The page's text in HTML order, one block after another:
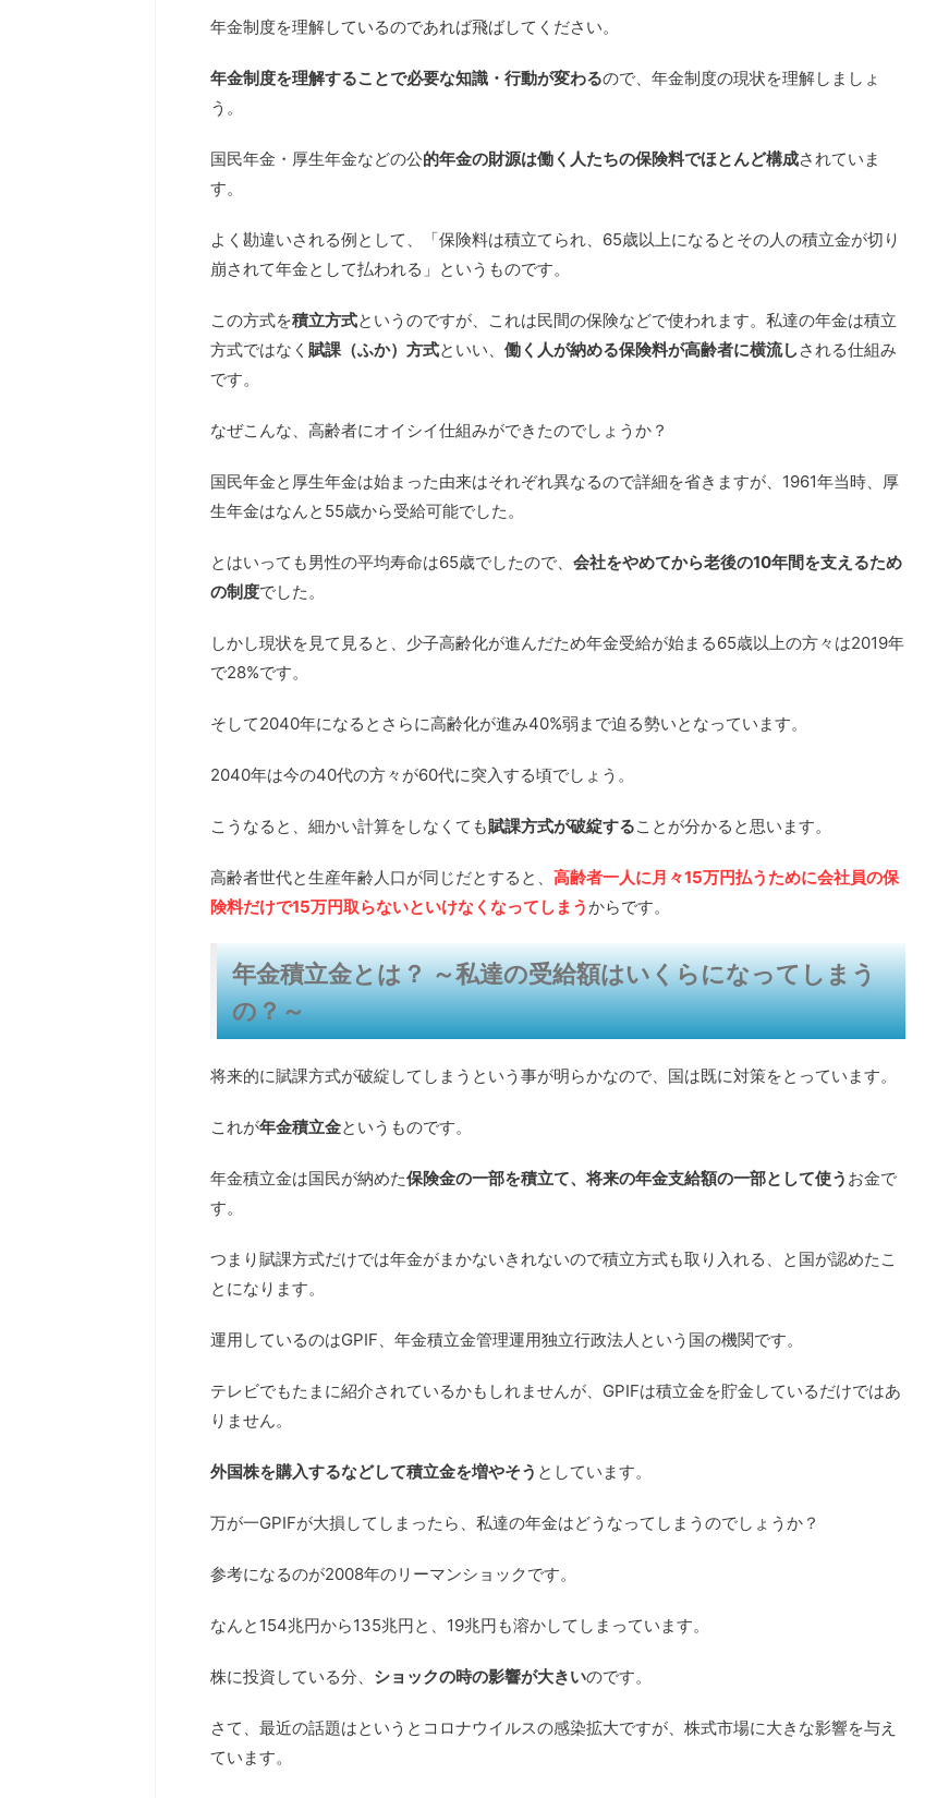
年金制度を理解しているのであれば飛ばしてください。
年金制度を理解することで必要な知識・行動が変わるので、年金制度の現状を理解しましょ
う。
国民年金・厚生年金などの公的年金の財源は働く人たちの保険料でほとんど構成されていま
す。
よく勘違いされる例として、「保険料は積立てられ、65歳以上になるとその人の積立金が切り
崩されて年金として払われる」というものです。
この方式を積立方式というのですが、これは民間の保険などで使われます。私達の年金は積立
方式ではなく 賦課（ふか）方式といい、 働く人が納める保険料が高齢者に横流しされる仕組み
です。
なぜこんな、高齢者にオイシイ仕組みができたのでしょうか？
国民年金と厚生年金は始まった由来はそれぞれ異なるので詳細を省きますが、1961年当時、厚
生年金はなんと55歳から受給可能でした。
とはいっても男性の平均寿命は65歳でしたので、 会社をやめてから老後の10年間を支えるため
の制度でした。
しかし現状を見て見ると、少子高齢化が進んだため年金受給が始まる65歳以上の方々は2019年
で28%です。
そして2040年になるとさらに高齢化が進み40%弱まで迫る勢いとなっています。
2040年は今の40代の方々が60代に突入する頃でしょう。
こうなると、細かい計算をしなくても賦課方式が破綻することが分かると思います。
高齢者世代と生産年齢人口が同じだとすると、 高齢者一人に月々15万円払うために会社員の保
険料だけで15万円取らないといけなくなってしまうからです。
年金積立金とは？ ～私達の受給額はいくらになってしまう
の？～
将来的に賦課方式が破綻してしまうという事が明らかなので、国は既に対策をとっています。
これが年金積立金というものです。
年金積立金は国民が納めた保険金の一部を積立て、将来の年金支給額の一部として使う お金で
す。
つまり賦課方式だけでは年金がまかないきれないので積立方式も取り入れる、と国が認めたこ
とになります。
運用しているのはGPIF、年金積立金管理運用独立行政法人という国の機関です。
テレビでもたまに紹介されているかもしれませんが、GPIFは積立金を貯金しているだけではあ
りません。
外国株を購入するなどして積立金を増やそう としています。
万が一GPIFが大損してしまったら、私達の年金はどうなってしまうのでしょうか？
参考になるのが2008年のリーマンショックです。
なんと154兆円から135兆円と、19兆円も溶かしてしまっています。
株に投資している分、 ショックの時の影響が大きいのです。
さて、最近の話題はというとコロナウイルスの感染拡大ですが、株式市場に大きな影響を与え
ています。